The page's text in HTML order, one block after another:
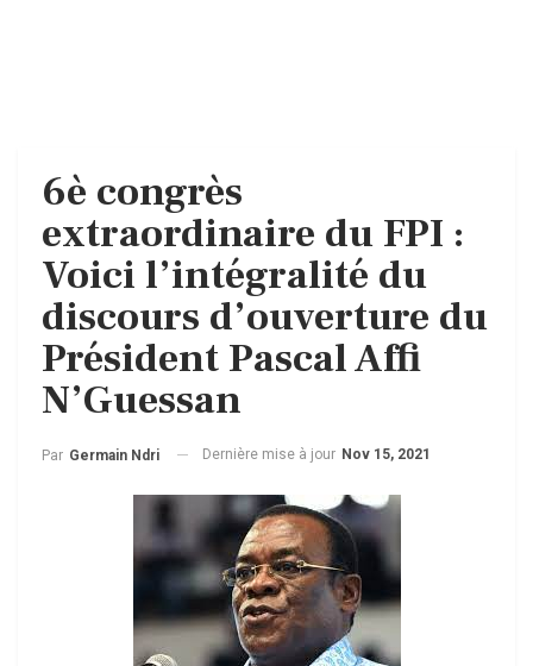
6è congrès
extraordinaire du FPI :
Voici l’intégralité du
discours d’ouverture du
Président Pascal Affi
N’Guessan
Par Germain Ndri Dernière mise à jour Nov 15, 2021